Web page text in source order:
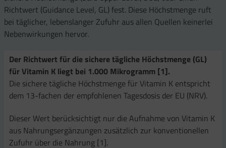
Richtwert (Guidance Level, GL) fest. Diese Höchstmenge ruft
bei täglicher, lebenslanger Zufuhr aus allen Quellen keinerlei
Nebenwirkungen hervor.
Der Richtwert für die sichere tägliche Höchstmenge (GL)
für Vitamin K liegt bei 1.000 Mikrogramm [1].
Die sichere tägliche Höchstmenge für Vitamin K entspricht
dem 13-fachen der empfohlenen Tagesdosis der EU (NRV).
Dieser Wert berücksichtigt nur die Aufnahme von Vitamin K
aus Nahrungsergänzungen zusätzlich zur konventionellen
Zufuhr über die Nahrung [1].